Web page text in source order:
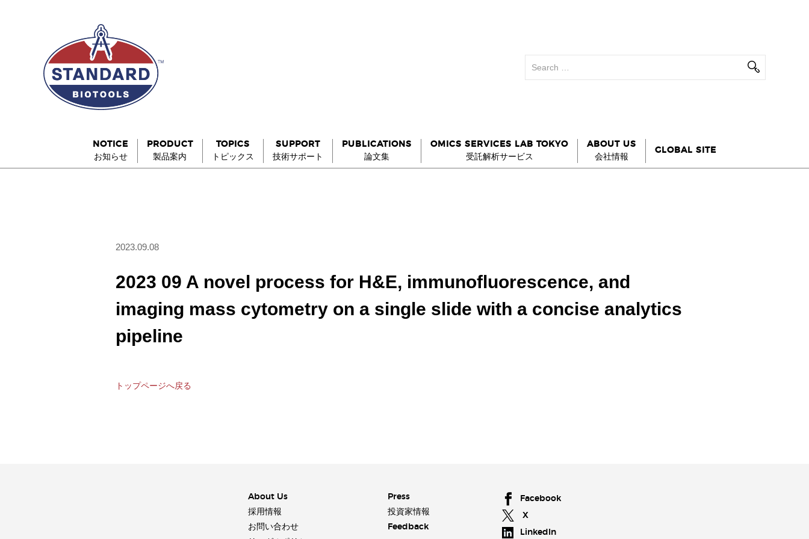
NOTICE
お知らせ
PRODUCT
製品案内
TOPICS
トピックス
SUPPORT
技術サポート
PUBLICATIONS
論文集
OMICS SERVICES LAB TOKYO
受託解析サービス
ABOUT US
会社情報
GLOBAL SITE
2023.09.08
2023 09 A novel process for H&E, immunofluorescence, and
imaging mass cytometry on a single slide with a concise analytics
pipeline
トップページへ戻る
About Us
採用情報
お問い合わせ
Press
投資家情報
Feedback
Facebook
X
LinkedIn